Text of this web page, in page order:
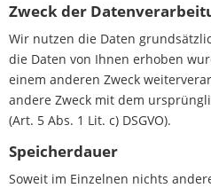
Zweck der
Wir nutzen die Daten
die Daten von Ihnen erhoben
einem anderen Zweck
andere Zweck mit dem
(Art. 5 Abs. 1 Lit. c) DSGVO).
Speicherdauer
Soweit im Einzelnen nichts